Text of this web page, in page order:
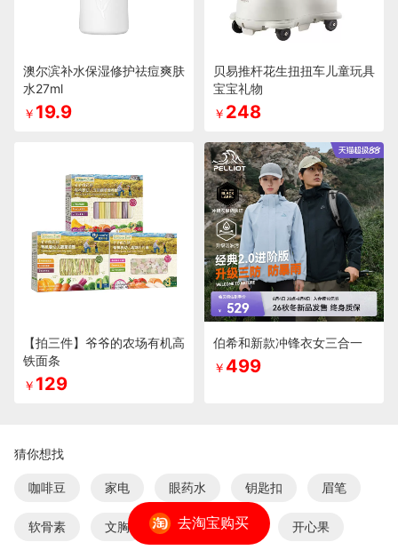
澳尔滨补水保湿修护祛痘爽肤
水27ml
￥ 19.9
贝易推杆花生扭扭车儿童玩具
宝宝礼物
￥ 248
【拍三件】爷爷的农场有机高
铁面条
￥ 129
伯希和新款冲锋衣女三合一
￥ 499
猜你想找
咖啡豆 家电 眼药水 钥匙扣 眉笔
软骨素 文胸 桃李 T恤 开心果
去淘宝购买